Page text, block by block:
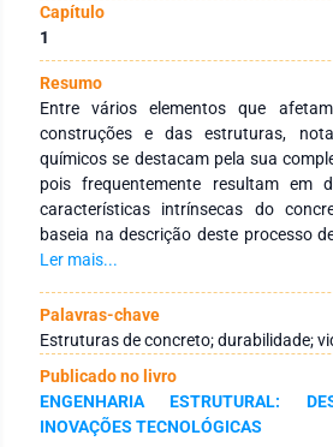
Capítulo
1
Resumo
Entre vários elementos que
construções e das estruturas,
químicos se destacam pela sua
pois frequentemente resultam em
características intrínsecas do
baseia na descrição deste processo
relação com a durabilidade e vida
durabilidade e vida útil das
ataques químicos ao concreto simples
ao concreto armado. Os ácidos,
considerados agentes agressivos
enquanto para o concreto
carbônico foram admitidos.
Ler mais...
Palavras-chave
Estruturas de concreto; durabilidade;
Publicado no livro
ENGENHARIA ESTRUTURAL:
INOVAÇÕES TECNOLÓGICAS